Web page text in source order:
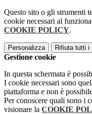
Questo sito o gli strumenti
cookie necessari al
COOKIE POLICY.
Personalizza Rifiuta tutti i
Gestione cookie
In questa schermata è
I cookie necessari sono
piattaforma e non è
Per conoscere quali sono i
visionare la COOKIE